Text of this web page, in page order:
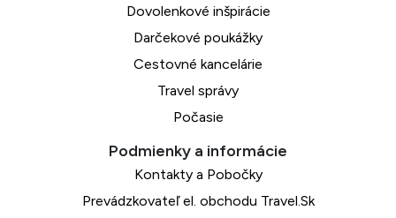
Dovolenkové inšpirácie
Darčekové poukážky
Cestovné kancelárie
Travel správy
Počasie
Kontakty a Pobočky
Prevádzkovateľ el. obchodu Travel.Sk